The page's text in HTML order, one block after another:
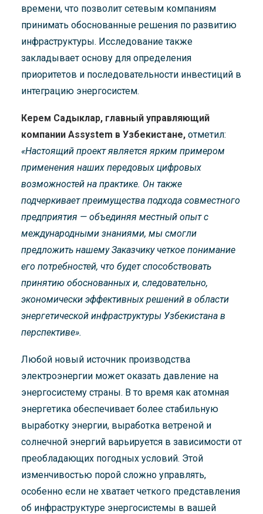
времени, что позволит сетевым компаниям
принимать обоснованные решения по развитию
инфраструктуры. Исследование также
закладывает основу для определения
приоритетов и последовательности инвестиций в
интеграцию энергосистем.
Керем Садыклар, главный управляющий
компании Assystem в Узбекистане, отметил:
«Настоящий проект является ярким примером
применения наших передовых цифровых
возможностей на практике. Он также
подчеркивает преимущества подхода совместного
предприятия — объединяя местный опыт с
международными знаниями, мы смогли
предложить нашему Заказчику четкое понимание
его потребностей, что будет способствовать
принятию обоснованных и, следовательно,
экономически эффективных решений в области
энергетической инфраструктуры Узбекистана в
перспективе».
Любой новый источник производства
электроэнергии может оказать давление на
энергосистему страны. В то время как атомная
энергетика обеспечивает более стабильную
выработку энергии, выработка ветреной и
солнечной энергий варьируется в зависимости от
преобладающих погодных условий. Этой
изменчивостью порой сложно управлять,
особенно если не хватает четкого представления
об инфраструктуре энергосистемы в вашей